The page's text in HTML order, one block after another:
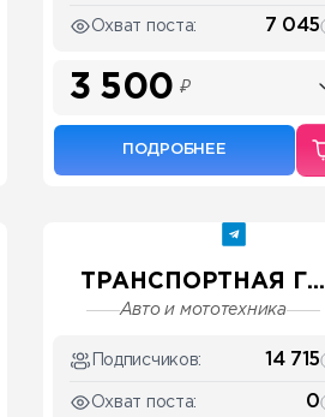
Охват поста: 7 045
3 500 ₽
ПОДРОБНЕЕ
ТРАНСПОРТНАЯ Г...
Авто и мототехника
Подписчиков: 14 715
Охват поста: 0